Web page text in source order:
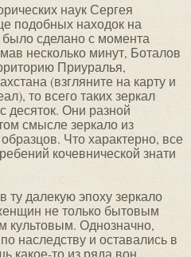
наук Сергея
подобных находок на
сделано с момента
несколько минут, Боталов
Приуралья,
(взгляните на карту и
то всего таких зеркал
десяток. Они разной
смысле зеркало из
Что характерно, все
кочевнической знати
далекую эпоху зеркало
не только бытовым
культовым. Однозначно,
наследству и оставались в
какое-то из ряда вон